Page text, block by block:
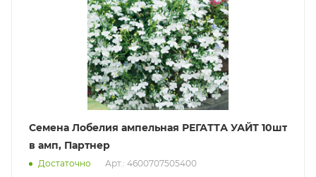
Семена Лобелия ампельная РЕГАТТА УАЙТ 10шт
в амп, Партнер
Достаточно Арт.: 4600707505400